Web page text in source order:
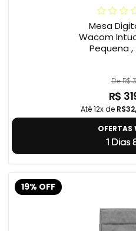
Mesa
Wacom
Pequena ,
De R$
R$
Até 12x de
1 Dias
19% OFF